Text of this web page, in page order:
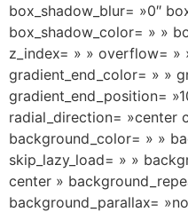
box_shadow_blur= »0″
box_shadow_color= » »
z_index= » » overflow= »
gradient_end_color= » »
gradient_end_position=
radial_direction= »center
background_color= » »
skip_lazy_load= » »
center »
background_parallax=